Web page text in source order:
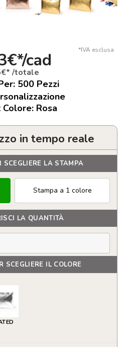
*IVA esclusa
cad
/totale
500 Pezzi
Rosa
in tempo reale
SCEGLIERE LA STAMPA
Stampa a 1 colore
LA QUANTITÀ
SCEGLIERE IL COLORE